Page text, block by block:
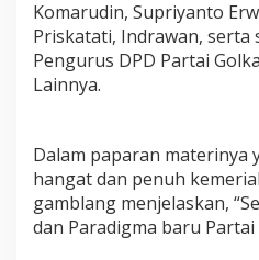
K
d
e
k
a
r
Komarudin, Supriyanto
Priskatati, Indrawan, serta
Pengurus DPD Partai
Lainnya.
Dalam paparan materinya
hangat dan penuh
gamblang menjelaskan,
dan Paradigma baru Partai